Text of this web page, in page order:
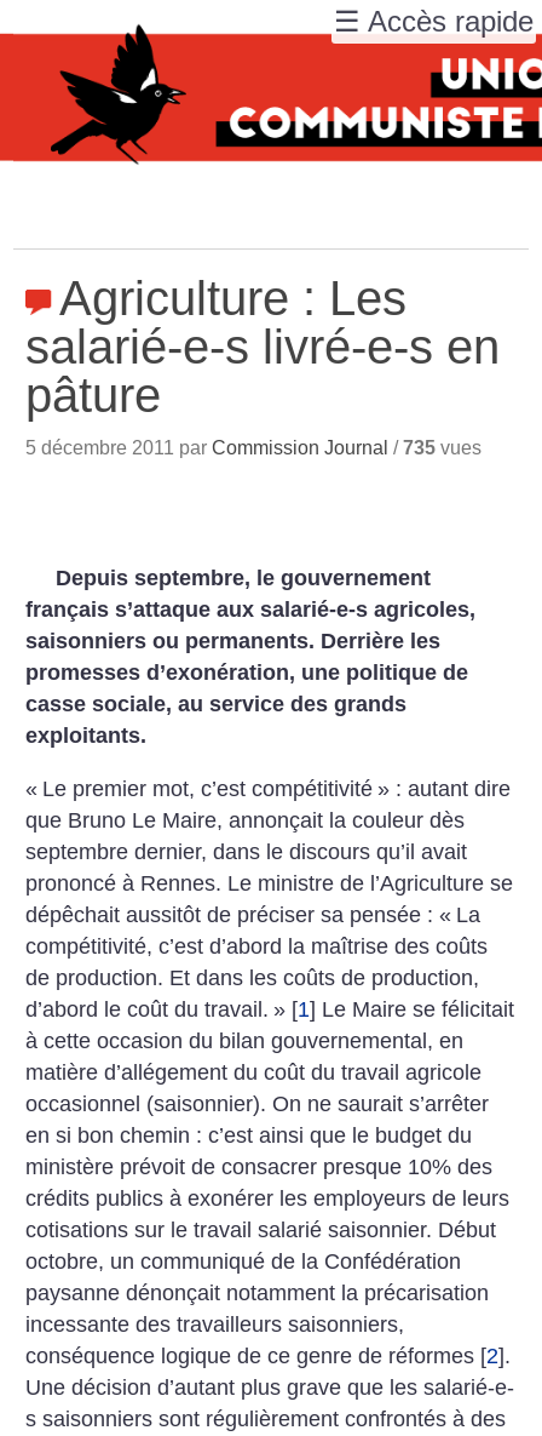
Agriculture : Les
salarié-e-s livré-e-s en
pâture
5 décembre 2011 parCommission Journal /735 vues
Depuis septembre, le gouvernement
français s’attaque aux salarié-e-s agricoles,
saisonniers ou permanents. Derrière les
promesses d’exonération, une politique de
casse sociale, au service des grands
exploitants.
« Le premier mot, c’est compétitivité » : autant dire
que Bruno Le Maire, annonçait la couleur dès
septembre dernier, dans le discours qu’il avait
prononcé à Rennes. Le ministre de l’Agriculture se
dépêchait aussitôt de préciser sa pensée : « La
compétitivité, c’est d’abord la maîtrise des coûts
de production. Et dans les coûts de production,
d’abord le coût du travail. » [1] Le Maire se félicitait
à cette occasion du bilan gouvernemental, en
matière d’allégement du coût du travail agricole
occasionnel (saisonnier). On ne saurait s’arrêter
en si bon chemin : c’est ainsi que le budget du
ministère prévoit de consacrer presque 10% des
crédits publics à exonérer les employeurs de leurs
cotisations sur le travail salarié saisonnier. Début
octobre, un communiqué de la Confédération
paysanne dénonçait notamment la précarisation
incessante des travailleurs saisonniers,
conséquence logique de ce genre de réformes [2].
Une décision d’autant plus grave que les salarié-e-
s saisonniers sont régulièrement confrontés à des
☰ Accès rapide